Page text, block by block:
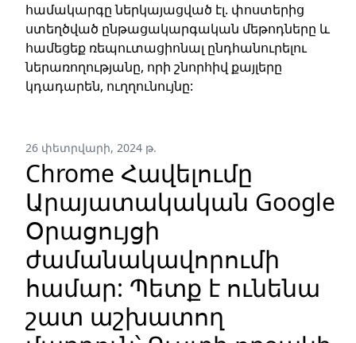
համակարգը ներկայացված էլ. փոստերից
ստեղծված ընթացակարգական մեթոդները և
համեցեք ռեպուտացիոնալ ընդհանուրելու
ներառողությանը, որի շնորհիվ քայլերը
կդադարեն, ուղղունույնը:
26 փետրվարի, 2024 թ.
Chrome Հավելումը
Արայատակական Google
Օրացույցի
ժամանակավորումի
համար: Պետք է ունենա
շատ աշխատող